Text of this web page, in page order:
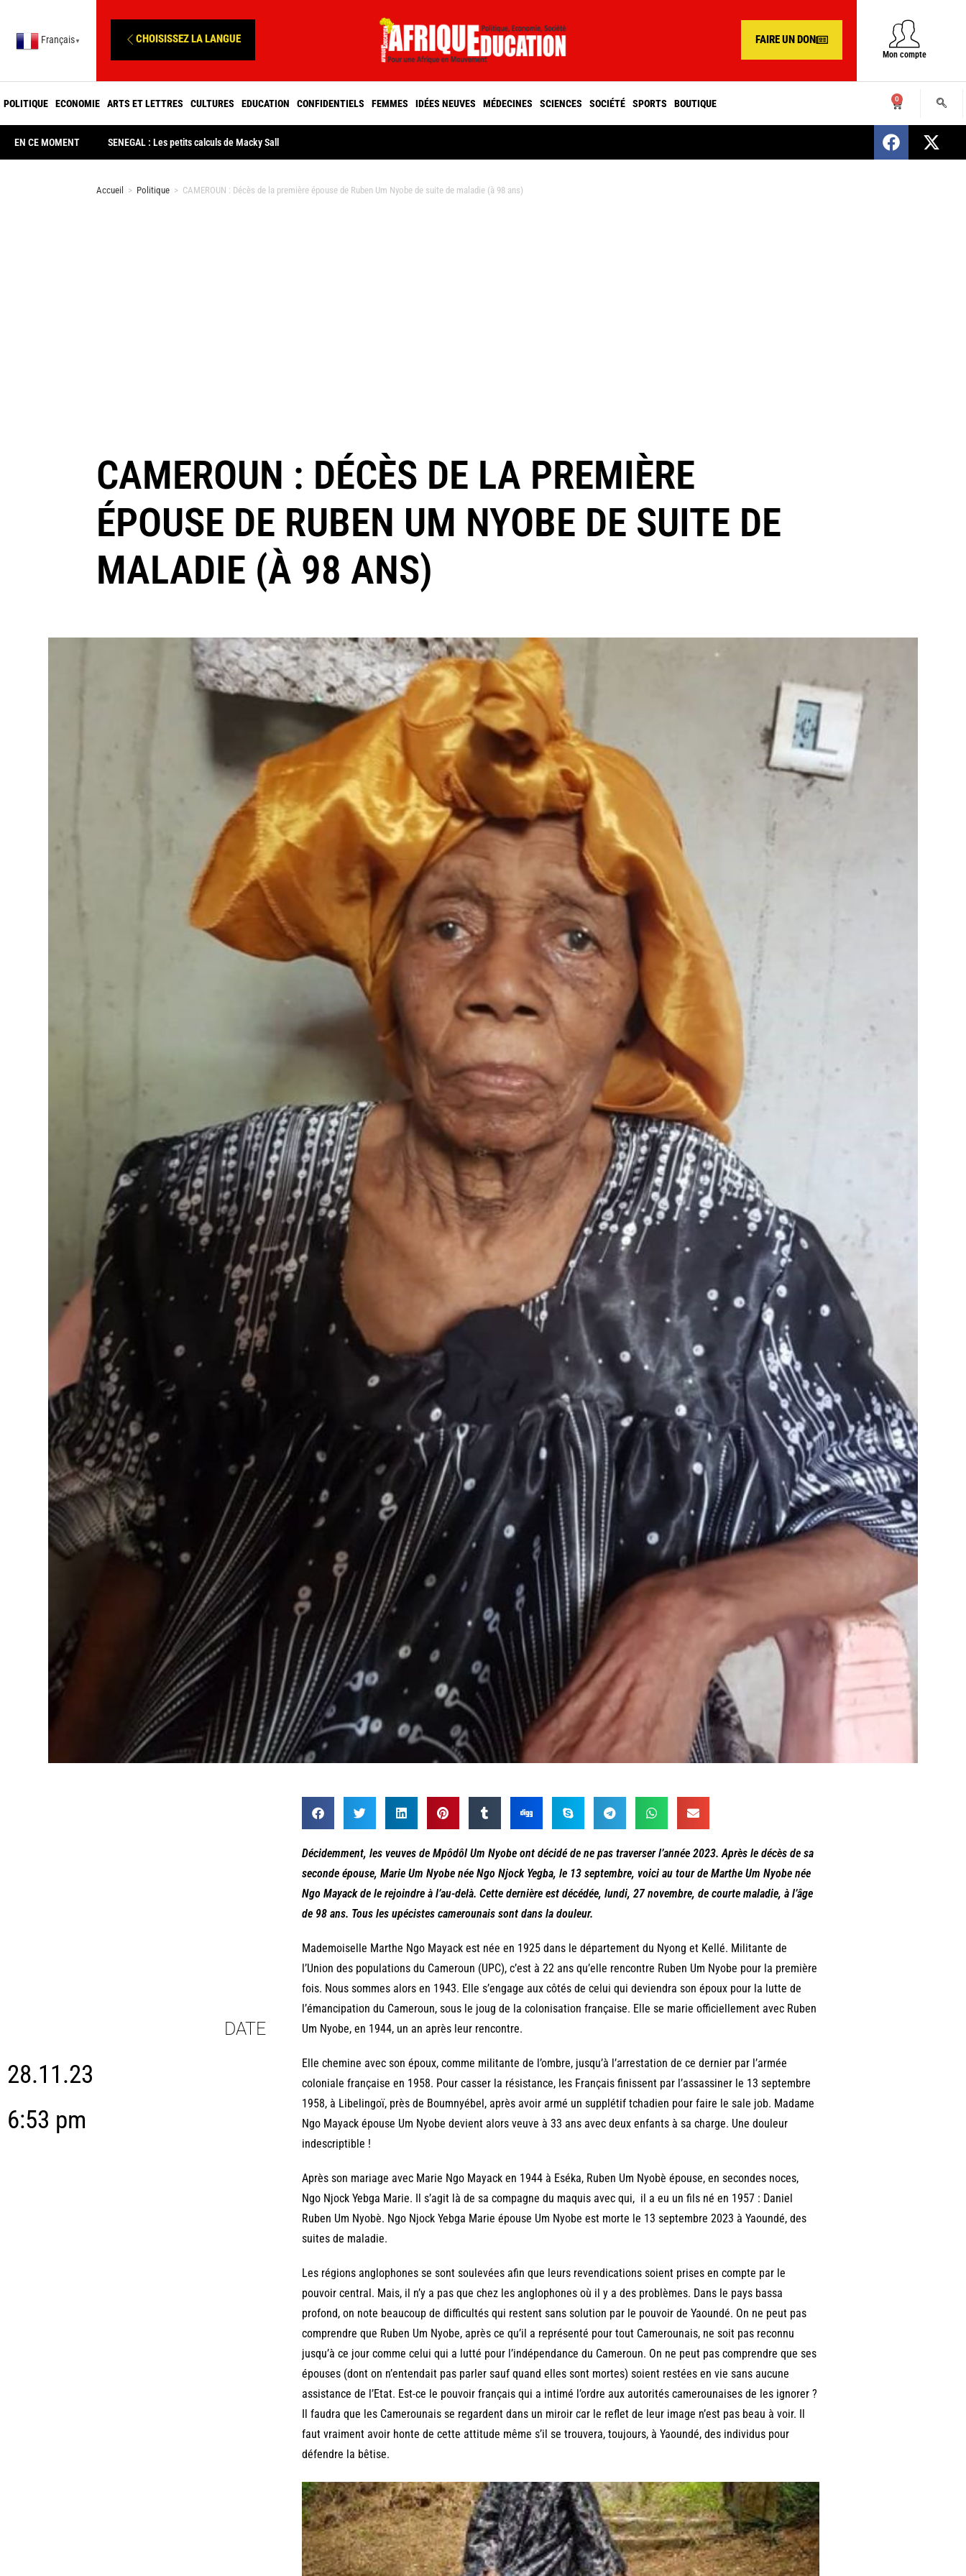
Français ▼ CHOISISSEZ LA LANGUE FAIRE UN DON
Mon compte
POLITIQUE ECONOMIE ARTS ET LETTRES CULTURES EDUCATION CONFIDENTIELS FEMMES IDÉES NEUVES MÉDECINES SCIENCES SOCIÉTÉ SPORTS BOUTIQUE 0
EN CE MOMENT SENEGAL : Les petits calculs de Macky Sall SENEGAL : Nomination d’un nouveau
Accueil > Politique > CAMEROUN : Décès de la première épouse de Ruben Um Nyobe de suite de maladie (à 98 ans)
CAMEROUN : DÉCÈS DE LA PREMIÈRE
ÉPOUSE DE RUBEN UM NYOBE DE SUITE DE
MALADIE (À 98 ANS)
DATE
28.11.23
6:53 pm
Décidemment, les veuves de Mpôdôl Um Nyobe ont décidé de ne pas traverser l’année 2023. Après le décès de sa
seconde épouse, Marie Um Nyobe née Ngo Njock Yegba, le 13 septembre, voici au tour de Marthe Um Nyobe née
Ngo Mayack de le rejoindre à l’au-delà. Cette dernière est décédée, lundi, 27 novembre, de courte maladie, à l’âge
de 98 ans. Tous les upécistes camerounais sont dans la douleur.
Mademoiselle Marthe Ngo Mayack est née en 1925 dans le département du Nyong et Kellé. Militante de
l’Union des populations du Cameroun (UPC), c’est à 22 ans qu’elle rencontre Ruben Um Nyobe pour la première
fois. Nous sommes alors en 1943. Elle s’engage aux côtés de celui qui deviendra son époux pour la lutte de
l’émancipation du Cameroun, sous le joug de la colonisation française. Elle se marie officiellement avec Ruben
Um Nyobe, en 1944, un an après leur rencontre.
Elle chemine avec son époux, comme militante de l’ombre, jusqu’à l’arrestation de ce dernier par l’armée
coloniale française en 1958. Pour casser la résistance, les Français finissent par l’assassiner le 13 septembre
1958, à Libelingoï, près de Boumnyébel, après avoir armé un supplétif tchadien pour faire le sale job. Madame
Ngo Mayack épouse Um Nyobe devient alors veuve à 33 ans avec deux enfants à sa charge. Une douleur
indescriptible !
Après son mariage avec Marie Ngo Mayack en 1944 à Eséka, Ruben Um Nyobè épouse, en secondes noces,
Ngo Njock Yebga Marie. Il s’agit là de sa compagne du maquis avec qui, il a eu un fils né en 1957 : Daniel
Ruben Um Nyobè. Ngo Njock Yebga Marie épouse Um Nyobe est morte le 13 septembre 2023 à Yaoundé, des
suites de maladie.
Les régions anglophones se sont soulevées afin que leurs revendications soient prises en compte par le
pouvoir central. Mais, il n’y a pas que chez les anglophones où il y a des problèmes. Dans le pays bassa
profond, on note beaucoup de difficultés qui restent sans solution par le pouvoir de Yaoundé. On ne peut pas
comprendre que Ruben Um Nyobe, après ce qu’il a représenté pour tout Camerounais, ne soit pas reconnu
jusqu’à ce jour comme celui qui a lutté pour l’indépendance du Cameroun. On ne peut pas comprendre que ses
épouses (dont on n’entendait pas parler sauf quand elles sont mortes) soient restées en vie sans aucune
assistance de l’Etat. Est-ce le pouvoir français qui a intimé l’ordre aux autorités camerounaises de les ignorer ?
Il faudra que les Camerounais se regardent dans un miroir car le reflet de leur image n’est pas beau à voir. Il
faut vraiment avoir honte de cette attitude même s’il se trouvera, toujours, à Yaoundé, des individus pour
défendre la bêtise.